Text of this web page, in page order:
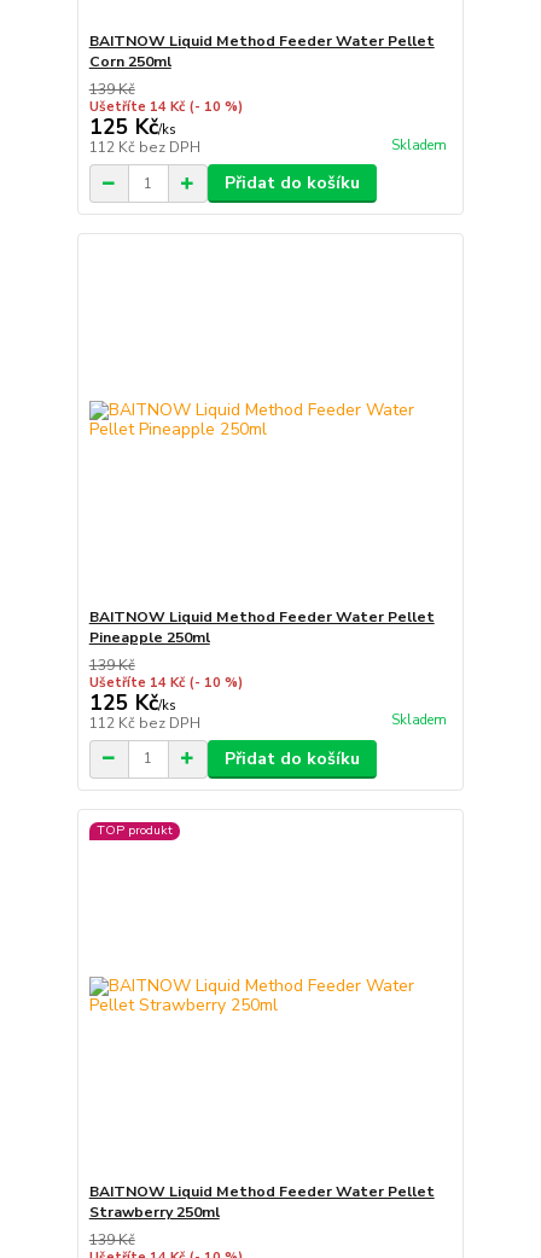
BAITNOW Liquid Method Feeder Water Pellet
Corn 250ml
139 Kč
Ušetříte 14 Kč (- 10 %)
125 Kč/ks
112 Kč bez DPH Skladem
Přidat do košíku
BAITNOW Liquid Method Feeder Water Pellet
Pineapple 250ml
139 Kč
Ušetříte 14 Kč (- 10 %)
125 Kč/ks
112 Kč bez DPH Skladem
Přidat do košíku
TOP produkt
BAITNOW Liquid Method Feeder Water Pellet
Strawberry 250ml
139 Kč